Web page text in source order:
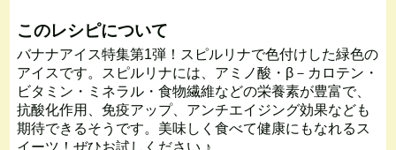
このレシピについて
バナナアイス特集第1弾！スピルリナで色付けした緑色の
アイスです。スピルリナには、アミノ酸・β－カロテン・
ビタミン・ミネラル・食物繊維などの栄養素が豊富で、
抗酸化作用、免疫アップ、アンチエイジング効果なども
期待できるそうです。美味しく食べて健康にもなれるス
イーツ！ぜひお試しください ♪